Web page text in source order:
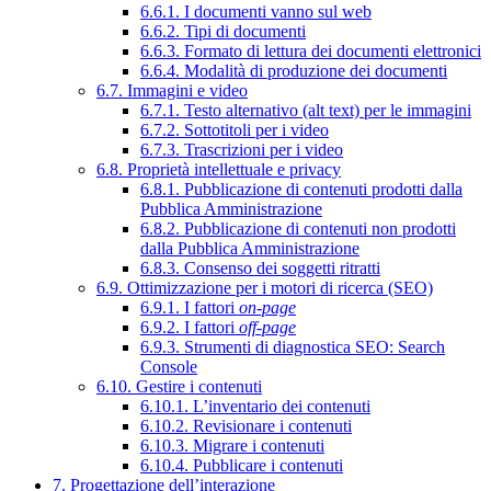
6.6.1. I documenti vanno sul web
6.6.2. Tipi di documenti
6.6.3. Formato di lettura dei documenti elettronici
6.6.4. Modalità di produzione dei documenti
6.7. Immagini e video
6.7.1. Testo alternativo (alt text) per le immagini
6.7.2. Sottotitoli per i video
6.7.3. Trascrizioni per i video
6.8. Proprietà intellettuale e privacy
6.8.1. Pubblicazione di contenuti prodotti dalla
Pubblica Amministrazione
6.8.2. Pubblicazione di contenuti non prodotti
dalla Pubblica Amministrazione
6.8.3. Consenso dei soggetti ritratti
6.9. Ottimizzazione per i motori di ricerca (SEO)
6.9.1. I fattori on-page
6.9.2. I fattori off-page
6.9.3. Strumenti di diagnostica SEO: Search
Console
6.10. Gestire i contenuti
6.10.1. L’inventario dei contenuti
6.10.2. Revisionare i contenuti
6.10.3. Migrare i contenuti
6.10.4. Pubblicare i contenuti
7. Progettazione dell’interazione